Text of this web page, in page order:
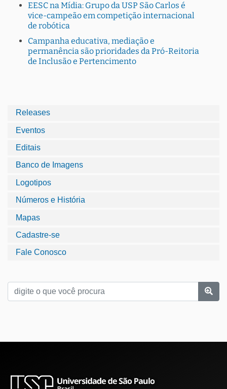
EESC na Mídia: Grupo da USP São Carlos é
vice-campeão em competição internacional
de robótica
Campanha educativa, mediação e
permanência são prioridades da Pró-Reitoria
de Inclusão e Pertencimento
Releases
Eventos
Editais
Banco de Imagens
Logotipos
Números e História
Mapas
Cadastre-se
Fale Conosco